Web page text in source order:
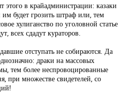
этого в крайадминистрации: казаки
будет грозить штраф или, тем
хулиганство по уголовной статье
всех сдадут кураторов.
отступать не собираются. Да
драки на массовых
тем более неспровоцированные
при множестве свидетелей, со